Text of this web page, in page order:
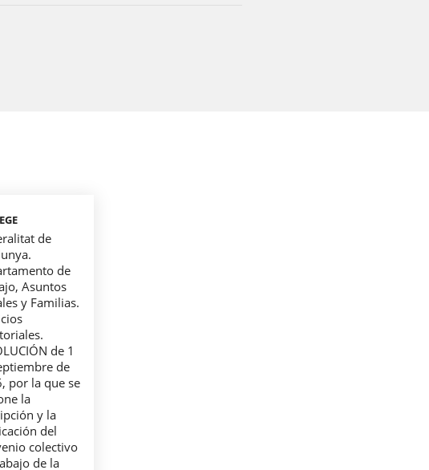
de
de
Asuntos
y Familias.
de 1
de
por la que se
la
y la
del
colectivo
de la